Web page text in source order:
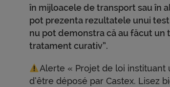
în mijloacele de transport sau în
pot prezenta rezultatele unui
nu pot demonstra că au făcut un
tratament curativ”.
Alerte « Projet de loi
d’être déposé par Castex. Lisez